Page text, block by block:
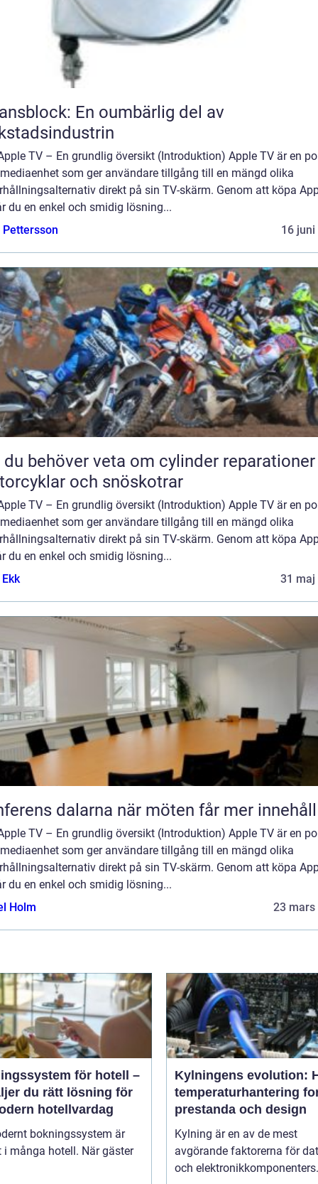
En oumbärlig del av
TV – En grundlig översikt (Introduktion) Apple TV är en
som ger användare tillgång till en mängd olika
direkt på sin TV-skärm. Genom att köpa
du en enkel och smidig lösning...
16 juni
behöver veta om cylinder
och snöskotrar
TV – En grundlig översikt (Introduktion) Apple TV är en
som ger användare tillgång till en mängd olika
direkt på sin TV-skärm. Genom att köpa
du en enkel och smidig lösning...
31 maj
Konferens dalarna när möten får mer innehåll
TV – En grundlig översikt (Introduktion) Apple TV är en
som ger användare tillgång till en mängd olika
direkt på sin TV-skärm. Genom att köpa
du en enkel och smidig lösning...
Holm
23 mars
för hotell –
du rätt lösning för
hotellvardag
bokningssystem är
i många hotell. När gäster
Kylningens evolution:
temperaturhantering
prestanda och design
Kylning är en av de mest
avgörande faktorerna för
och